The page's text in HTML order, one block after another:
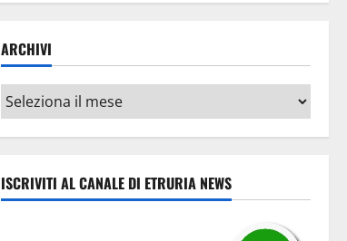
ARCHIVI
Archivi
ISCRIVITI AL CANALE DI ETRURIA NEWS